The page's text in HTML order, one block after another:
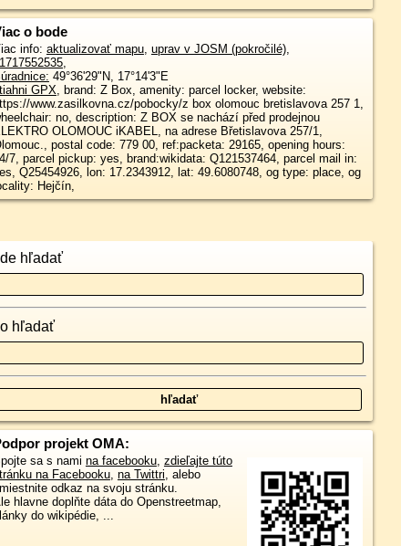
o bode
info: aktualizovať mapu, uprav v JOSM (pokročilé),
,
49°36'29"N, 17°14'3"E
GPX, brand: Z Box, amenity: parcel locker, website:
www.zasilkovna.cz/pobocky/z box olomouc bretislavova 257 1,
no, description: Z BOX se nachází před prodejnou
OLOMOUC iKABEL, na adrese Břetislavova 257/1,
postal code: 779 00, ref:packeta: 29165, opening hours:
7, parcel pickup: yes, brand:wikidata: Q121537464, parcel mail in:
Q25454926, lon: 17.2343912, lat: 49.6080748, og type: place, og
Hejčín,
hľadať
hľadať
projekt OMA:
sa s nami na facebooku, zdieľajte túto
na Facebooku, na Twittri, alebo
odkaz na svoju stránku.
hlavne doplňte dáta do Openstreetmap,
do wikipédie, ...